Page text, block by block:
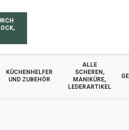
KÜCHENHELFER
UND ZUBEHÖR
ALLE
SCHEREN,
MANIKÜRE,
LEDERARTIKEL